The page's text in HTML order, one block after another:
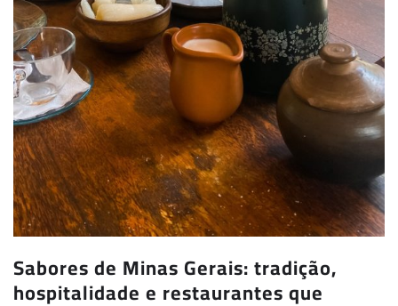
Sabores de Minas Gerais: tradição,
hospitalidade e restaurantes que